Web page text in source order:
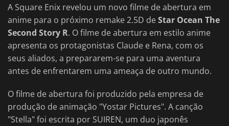
A Square Enix revelou um novo filme de abertura em
anime para o próximo remake 2.5D deStar Ocean The
Second Story R. O filme de abertura em estilo anime
apresenta os protagonistas Claude e Rena, com os
seus aliados, a prepararem-se para uma aventura
antes de enfrentarem uma ameaça de outro mundo.
O filme de abertura foi produzido pela empresa de
produção de animação "Yostar Pictures". A canção
"Stella" foi escrita por SUIREN, um duo japonês